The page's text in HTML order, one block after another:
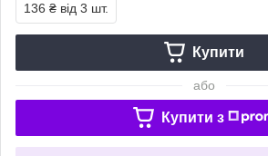
136 ₴ від 3 шт.
Купити
або
Купити з